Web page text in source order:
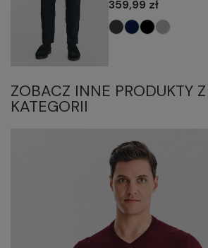
359,99 zł
ZOBACZ INNE PRODUKTY
KATEGORII